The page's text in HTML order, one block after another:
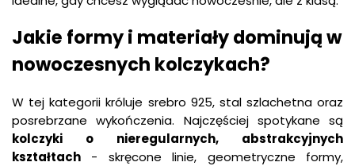
Jakie formy i materiały dominują w
nowoczesnych kolczykach?
W tej kategorii króluje srebro 925, stal szlachetna oraz
posrebrzane wykończenia. Najczęściej spotykane są
kolczyki o nieregularnych, abstrakcyjnych
kształtach - skręcone linie, geometryczne formy,